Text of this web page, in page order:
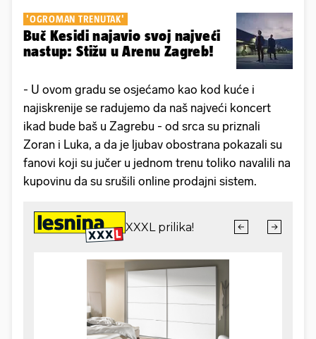
'OGROMAN TRENUTAK'
Buč Kesidi najavio svoj najveći
nastup: Stižu u Arenu Zagreb!
- U ovom gradu se osjećamo kao kod kuće i
najiskrenije se radujemo da naš najveći koncert
ikad bude baš u Zagrebu - od srca su priznali
Zoran i Luka, a da je ljubav obostrana pokazali su
fanovi koji su jučer u jednom trenu toliko navalili na
kupovinu da su srušili online prodajni sistem.